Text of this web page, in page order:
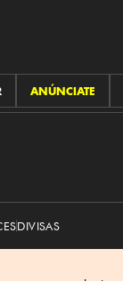
ANÚNCIATE
DIVISAS